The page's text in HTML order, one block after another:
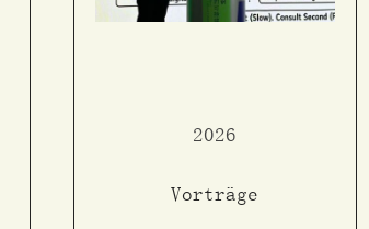
2026
Vorträge